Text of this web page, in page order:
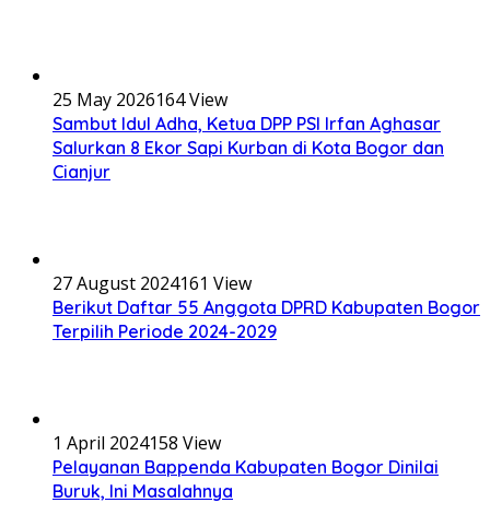
25 May 2026164 View
Sambut Idul Adha, Ketua DPP PSI Irfan Aghasar
Salurkan 8 Ekor Sapi Kurban di Kota Bogor dan
Cianjur
27 August 2024161 View
Berikut Daftar 55 Anggota DPRD Kabupaten Bogor
Terpilih Periode 2024-2029
1 April 2024158 View
Pelayanan Bappenda Kabupaten Bogor Dinilai
Buruk, Ini Masalahnya